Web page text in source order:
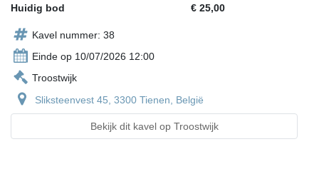
Huidig bod
€ 25,00
Kavel nummer: 38
Einde op 10/07/2026 12:00
Troostwijk
Sliksteenvest 45, 3300 Tienen, België
Bekijk dit kavel op Troostwijk